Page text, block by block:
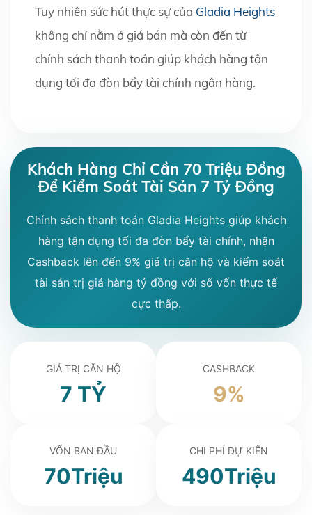
Tuy nhiên sức hút thực sự của Gladia Heights
không chỉ nằm ở giá bán mà còn đến từ
chính sách thanh toán giúp khách hàng tận
dụng tối đa đòn bẩy tài chính ngân hàng.
Khách Hàng Chỉ Cần 70 Triệu Đồng
Để Kiểm Soát Tài Sản 7 Tỷ Đồng
Chính sách thanh toán Gladia Heights giúp khách
hàng tận dụng tối đa đòn bẩy tài chính, nhận
Cashback lên đến 9% giá trị căn hộ và kiểm soát
tài sản trị giá hàng tỷ đồng với số vốn thực tế
cực thấp.
GIÁ TRỊ CĂN HỘ
7 TỶ
CASHBACK
9%
VỐN BAN ĐẦU
70Triệu
CHI PHÍ DỰ KIẾN
490Triệu